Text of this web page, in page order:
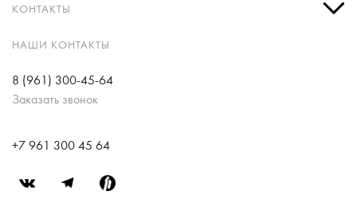
КОНТАКТЫ
НАШИ КОНТАКТЫ
8 (961) 300-45-64
Заказать звонок
+7 961 300 45 64